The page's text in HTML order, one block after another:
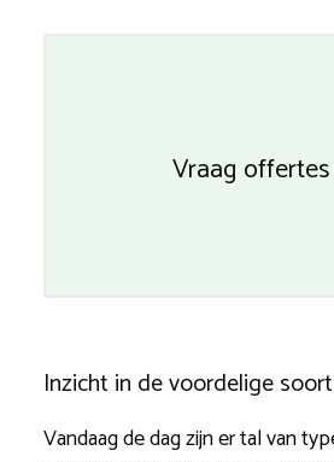
Vraag
Inzicht in de voordelige
Vandaag de dag zijn er tal van